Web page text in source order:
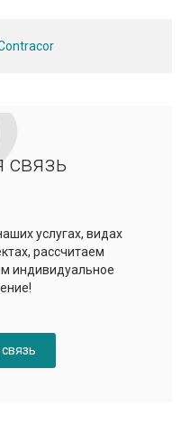
связь
услугах, видах
рассчитаем
индивидуальное